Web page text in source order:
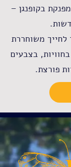
בקופנגן –
לחייך משוחררת
בצבעים
פורצת.​​